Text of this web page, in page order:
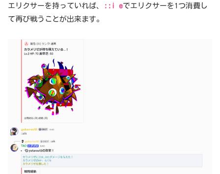
エリクサーを持っていれば、 ::i eでエリクサーを1つ消費し
て再び戦うことが出来ます。